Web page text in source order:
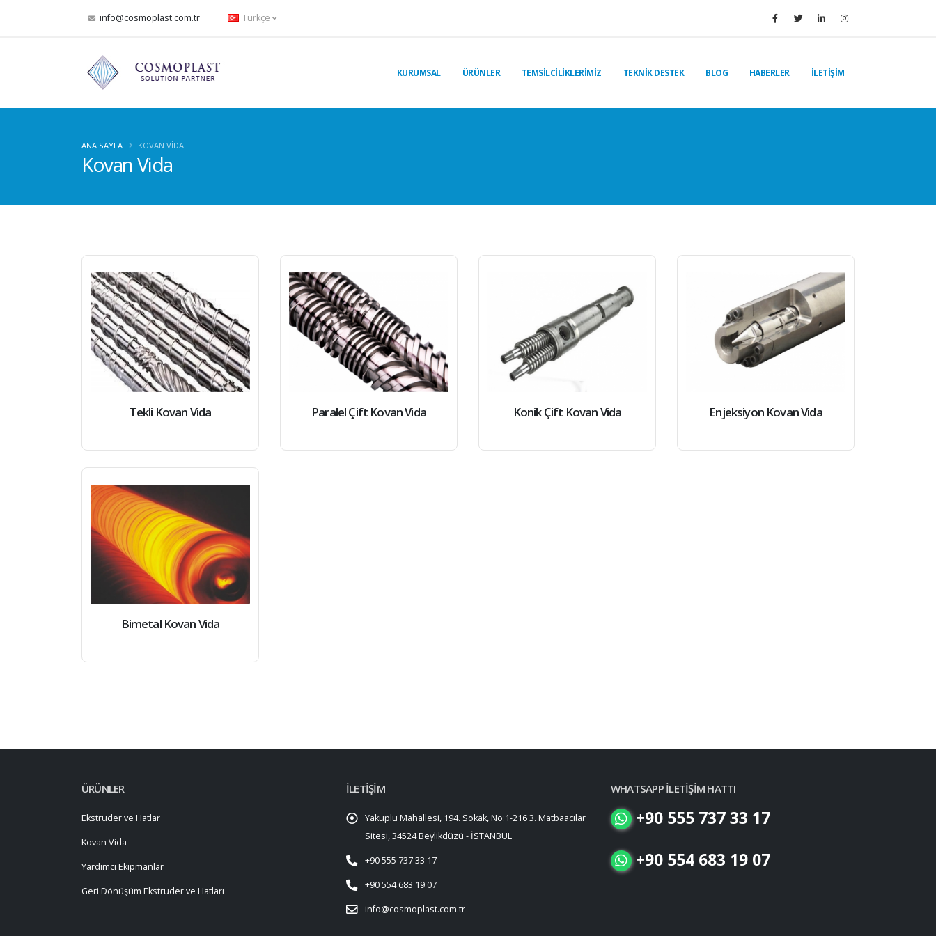
info@cosmoplast.com.tr Türkçe
KURUMSAL ÜRÜNLER TEMSİLCİLİKLERİMİZ TEKNİK DESTEK BLOG HABERLER İLETİŞİM
Kovan Vida
ANA SAYFA KOVAN VIDA
Tekli Kovan Vida Paralel Çift Kovan Vida Konik Çift Kovan Vida Enjeksiyon Kovan Vida
Bimetal Kovan Vida
ÜRÜNLER
Ekstruder ve Hatlar
Kovan Vida
Yardımcı Ekipmanlar
Geri Dönüşüm Ekstruder ve Hatları
İLETİŞİM
Yakuplu Mahallesi, 194. Sokak, No:1-216 3. Matbaacılar
Sitesi, 34524 Beylikdüzü - İSTANBUL
+90 555 737 33 17
+90 554 683 19 07
info@cosmoplast.com.tr
WHATSAPP İLETİŞİM HATTI
+90 555 737 33 17
+90 554 683 19 07